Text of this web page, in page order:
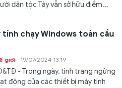
dân tộc Tày vẫn sở hữu điểm...
tính chạy Windows toàn cầu
giới 19/07/2024 13:19
- Trong ngày, tình trạng ngừng
động của các thiết bị máy tính